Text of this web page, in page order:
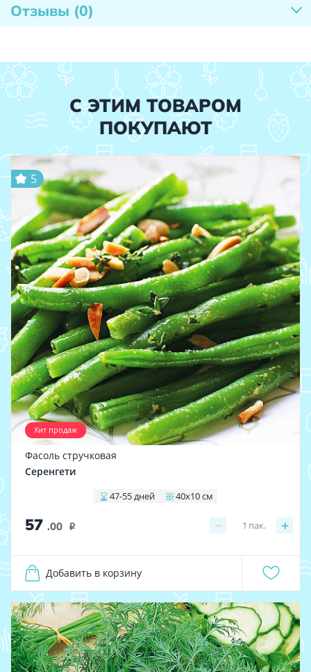
Отзывы (0)
С ЭТИМ ТОВАРОМ
ПОКУПАЮТ
Хит продаж
5
Фасоль стручковая
Серенгети
47-55 дней 40х10 см
57 .00 i − +
1 пак.
Добавить в корзину